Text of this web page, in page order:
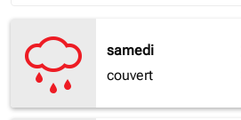
samedi
couvert